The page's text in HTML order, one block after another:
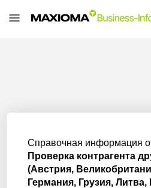
Справочная информация
Проверка контрагента
(Австрия,
Германия, Грузия,